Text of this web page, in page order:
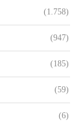
(1.758)
(947)
(185)
(59)
(6)